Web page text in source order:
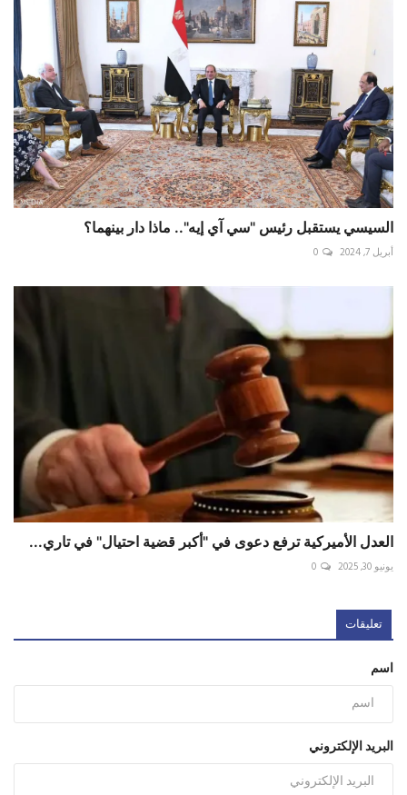
السيسي يستقبل رئيس "سي آي إيه".. ماذا دار بينهما؟
أبريل 7, 2024 0
العدل الأميركية ترفع دعوى في "أكبر قضية احتيال" في تاري...
يونيو 30, 2025 0
تعليقات
اسم
البريد الإلكتروني